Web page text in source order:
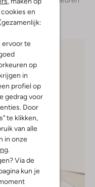
en
ervoor te
op
in
profiel op
gedrag voor
Door
te klikken,
van alle
in onze
.
Via de
kun je